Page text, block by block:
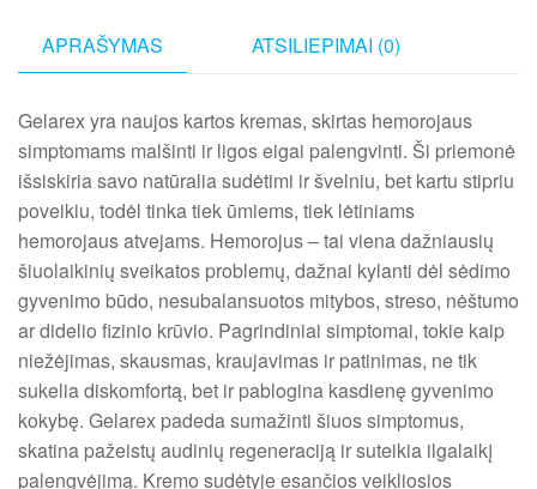
APRAŠYMAS ATSILIEPIMAI (0)
Gelarex yra naujos kartos kremas, skirtas hemorojaus
simptomams malšinti ir ligos eigai palengvinti. Ši priemonė
išsiskiria savo natūralia sudėtimi ir švelniu, bet kartu stipriu
poveikiu, todėl tinka tiek ūmiems, tiek lėtiniams
hemorojaus atvejams. Hemorojus – tai viena dažniausių
šiuolaikinių sveikatos problemų, dažnai kylanti dėl sėdimo
gyvenimo būdo, nesubalansuotos mitybos, streso, nėštumo
ar didelio fizinio krūvio. Pagrindiniai simptomai, tokie kaip
niežėjimas, skausmas, kraujavimas ir patinimas, ne tik
sukelia diskomfortą, bet ir pablogina kasdienę gyvenimo
kokybę. Gelarex padeda sumažinti šiuos simptomus,
skatina pažeistų audinių regeneraciją ir suteikia ilgalaikį
palengvėjimą. Kremo sudėtyje esančios veikliosios